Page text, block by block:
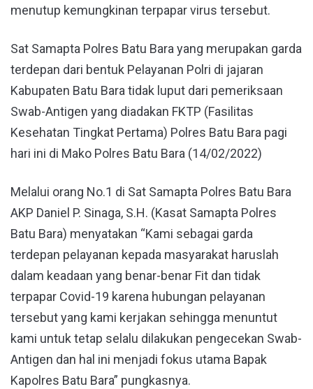
menutup kemungkinan terpapar virus tersebut.
Sat Samapta Polres Batu Bara yang merupakan garda
terdepan dari bentuk Pelayanan Polri di jajaran
Kabupaten Batu Bara tidak luput dari pemeriksaan
Swab-Antigen yang diadakan FKTP (Fasilitas
Kesehatan Tingkat Pertama) Polres Batu Bara pagi
hari ini di Mako Polres Batu Bara (14/02/2022)
Melalui orang No.1 di Sat Samapta Polres Batu Bara
AKP Daniel P. Sinaga, S.H. (Kasat Samapta Polres
Batu Bara) menyatakan “Kami sebagai garda
terdepan pelayanan kepada masyarakat haruslah
dalam keadaan yang benar-benar Fit dan tidak
terpapar Covid-19 karena hubungan pelayanan
tersebut yang kami kerjakan sehingga menuntut
kami untuk tetap selalu dilakukan pengecekan Swab-
Antigen dan hal ini menjadi fokus utama Bapak
Kapolres Batu Bara” pungkasnya.